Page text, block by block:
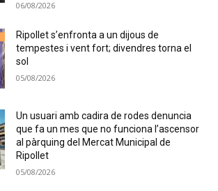
06/08/2026
Ripollet s’enfronta a un dijous de
tempestes i vent fort; divendres torna el
sol
05/08/2026
Un usuari amb cadira de rodes denuncia
que fa un mes que no funciona l’ascensor
al pàrquing del Mercat Municipal de
Ripollet
05/08/2026